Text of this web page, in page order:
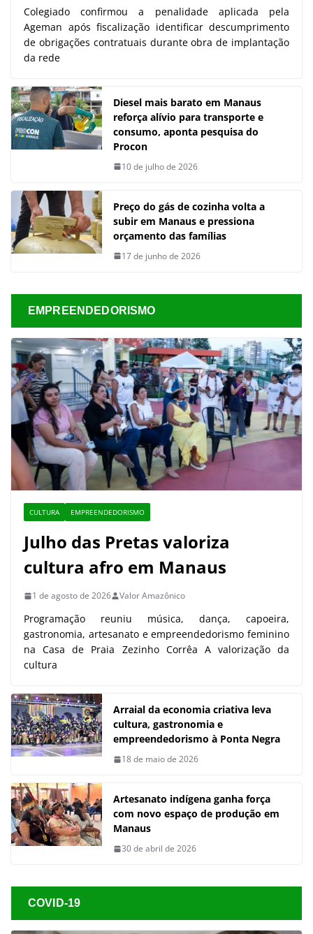
Colegiado confirmou a penalidade aplicada pela
Ageman após fiscalização identificar descumprimento
de obrigações contratuais durante obra de implantação
da rede
Diesel mais barato em Manaus
reforça alívio para transporte e
consumo, aponta pesquisa do
Procon
10 de julho de 2026
Preço do gás de cozinha volta a
subir em Manaus e pressiona
orçamento das famílias
17 de junho de 2026
EMPREENDEDORISMO
CULTURA EMPREENDEDORISMO
Julho das Pretas valoriza
cultura afro em Manaus
1 de agosto de 2026 Valor Amazônico
Programação reuniu música, dança, capoeira,
gastronomia, artesanato e empreendedorismo feminino
na Casa de Praia Zezinho Corrêa A valorização da
cultura
Arraial da economia criativa leva
cultura, gastronomia e
empreendedorismo à Ponta Negra
18 de maio de 2026
Artesanato indígena ganha força
com novo espaço de produção em
Manaus
30 de abril de 2026
COVID-19